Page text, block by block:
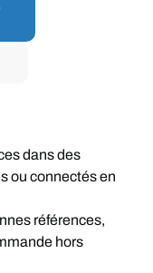
dans des
ou connectés en
références,
hors